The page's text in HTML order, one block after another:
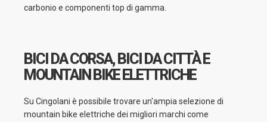
carbonio e componenti top di gamma.
BICI DA CORSA, BICI DA CITTÀ E
MOUNTAIN BIKE ELETTRICHE
Su Cingolani è possibile trovare un'ampia selezione di
mountain bike elettriche dei migliori marchi come